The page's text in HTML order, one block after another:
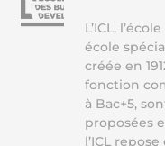
L’ICL,
école
créée en
fonction
à Bac+5,
proposées
l’ICL